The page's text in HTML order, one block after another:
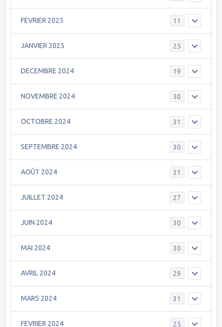
FEVRIER 2025 11
JANVIER 2025 25
DECEMBRE 2024 19
NOVEMBRE 2024 30
OCTOBRE 2024 31
SEPTEMBRE 2024 30
AOÛT 2024 31
JUILLET 2024 27
JUIN 2024 30
MAI 2024 30
AVRIL 2024 29
MARS 2024 31
FEVRIER 2024 25